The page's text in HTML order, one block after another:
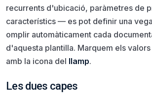
recurrents d'ubicació, paràmetres de
característics — es pot definir una
omplir automàticament cada
d'aquesta plantilla. Marquem els
amb la icona del llamp.
Les dues capes